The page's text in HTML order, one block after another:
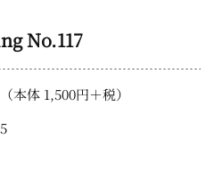
No.117
本体 1,500円＋税）